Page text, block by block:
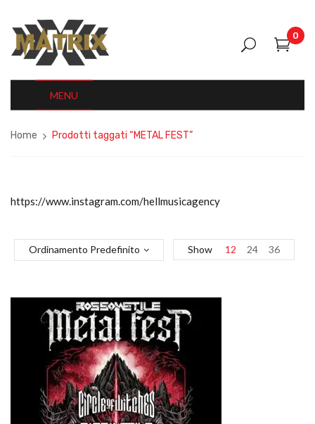
0
MENU
Home Prodotti taggati “METAL FEST”
https://www.instagram.com/hellmusicagency
Ordinamento Predefinito Show 12 24 36